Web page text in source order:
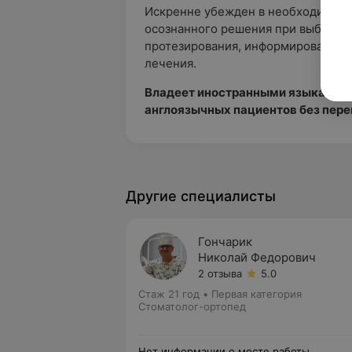
Искренне убежден в
осознанного решения при выборе
протезирования,
лечения.
Владеет иностранными языками,
англоязычных пациентов без
Другие специалисты
Гончарик
Николай Федорович
2 отзыва
5.0
Стаж 21 год • Первая категория
Стоматолог-ортопед